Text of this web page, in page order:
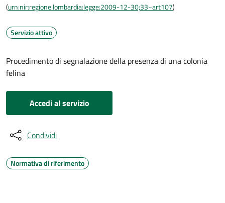
(urn:nir:regione.lombardia:legge:2009-12-30;33~art107)
Servizio attivo
Procedimento di segnalazione della presenza di una colonia
felina
Accedi al servizio
Condividi
Normativa di riferimento